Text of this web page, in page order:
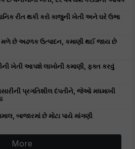
રીત થકી કરો કાજુની ખેતી અને ઘરે ઉભા
મળે છે અઢળક ઉત્પાદન, કમાણી થઈ જાય છે
ખેતી આપશે લાખોની કમાણી, ફક્ત કરવું
પ્રગતિશીલ દંપતીને, જેઓ મધમાખી
બાજારમાં છે મોટા પાયે માંગણી
More